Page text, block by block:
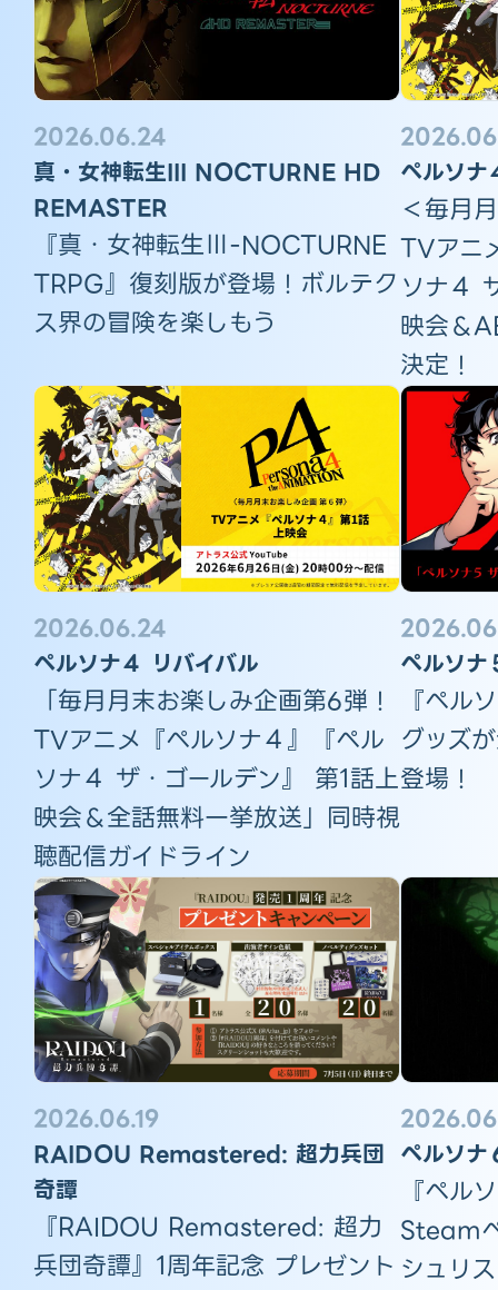
2026.06.24
真・女神転生III NOCTURNE HD
REMASTER
『真・女神転生Ⅲ-NOCTURNE
TRPG』復刻版が登場！ボルテク
ス界の冒険を楽しもう
ペルソナ
＜毎月
TVアニ
ソナ４
映会＆
決定！
2026.06.24
ペルソナ４ リバイバル
「毎月月末お楽しみ企画第6弾！
TVアニメ『ペルソナ４』『ペル
ソナ４ ザ・ゴールデン』 第1話上
映会＆全話無料一挙放送」同時視
聴配信ガイドライン
ペルソナ
『ペル
グッズ
登場！
2026.06.19
RAIDOU Remastered: 超力兵団
奇譚
『RAIDOU Remastered: 超力
兵団奇譚』1周年記念 プレゼント
ペルソナ
『ペル
Steam
シュリ